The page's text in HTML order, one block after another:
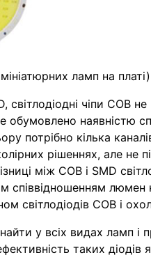
ламп на
світлодіодні чіпи
обумовлено наявністю
потрібно кілька
рішеннях, але не
між COB і SMD
співвідношенням
світлодіодів COB і
у всіх видах ламп і
таких